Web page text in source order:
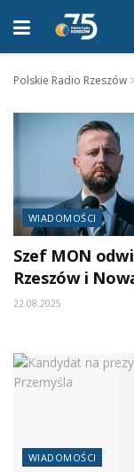
Polskie Radio Rzeszów
WIADOMOŚCI
Szef MON
Rzeszów i
22.08.2025
WIADOMOŚCI